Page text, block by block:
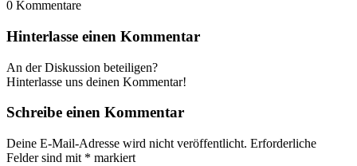
0 Kommentare
Hinterlasse einen Kommentar
An der Diskussion beteiligen?
Hinterlasse uns deinen Kommentar!
Schreibe einen Kommentar
Deine E-Mail-Adresse wird nicht veröffentlicht. Erforderliche
Felder sind mit * markiert